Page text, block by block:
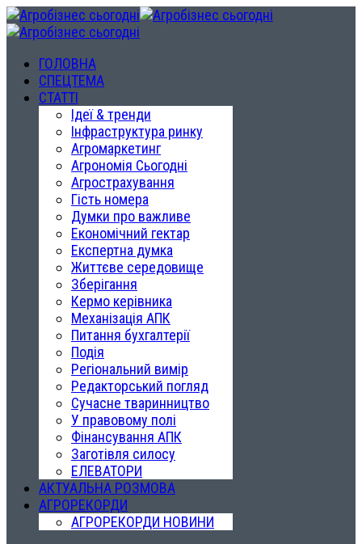
ГОЛОВНА
СПЕЦТЕМА
СТАТТІ
Ідеї & тренди
Інфраструктура ринку
Агромаркетинг
Агрономія Сьогодні
Агрострахування
Гість номера
Думки про важливе
Економічний гектар
Експертна думка
Життєве середовище
Зберігання
Кермо керівника
Механізація АПК
Питання бухгалтерії
Подія
Регіональний вимір
Редакторський погляд
Сучасне тваринництво
У правовому полі
Фінансування АПК
Заготівля силосу
ЕЛЕВАТОРИ
АКТУАЛЬНА РОЗМОВА
АГРОРЕКОРДИ
АГРОРЕКОРДИ НОВИНИ